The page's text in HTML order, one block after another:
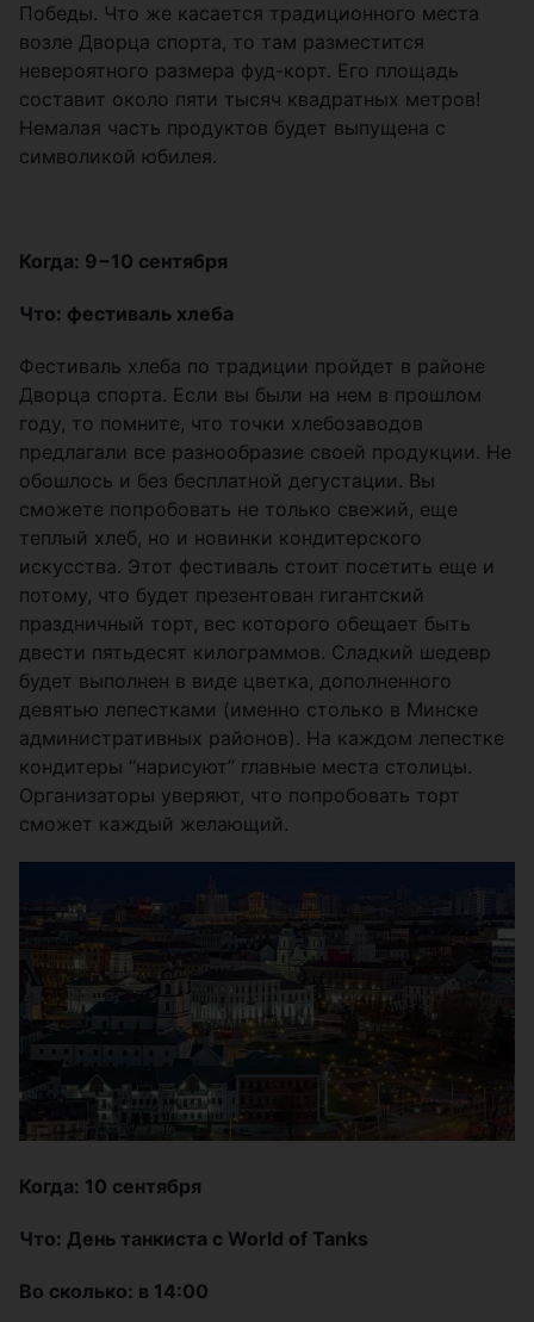
Победы. Что же касается традиционного места
возле Дворца спорта, то там разместится
невероятного размера фуд-корт. Его площадь
составит около пяти тысяч квадратных метров!
Немалая часть продуктов будет выпущена с
символикой юбилея.
Когда: 9−10 сентября
Что: фестиваль хлеба
Фестиваль хлеба по традиции пройдет в районе
Дворца спорта. Если вы были на нем в прошлом
году, то помните, что точки хлебозаводов
предлагали все разнообразие своей продукции. Не
обошлось и без бесплатной дегустации. Вы
сможете попробовать не только свежий, еще
теплый хлеб, но и новинки кондитерского
искусства. Этот фестиваль стоит посетить еще и
потому, что будет презентован гигантский
праздничный торт, вес которого обещает быть
двести пятьдесят килограммов. Сладкий шедевр
будет выполнен в виде цветка, дополненного
девятью лепестками (именно столько в Минске
административных районов). На каждом лепестке
кондитеры “нарисуют” главные места столицы.
Организаторы уверяют, что попробовать торт
сможет каждый желающий.
Когда: 10 сентября
Что: День танкиста с World of Tanks
Во сколько: в 14:00